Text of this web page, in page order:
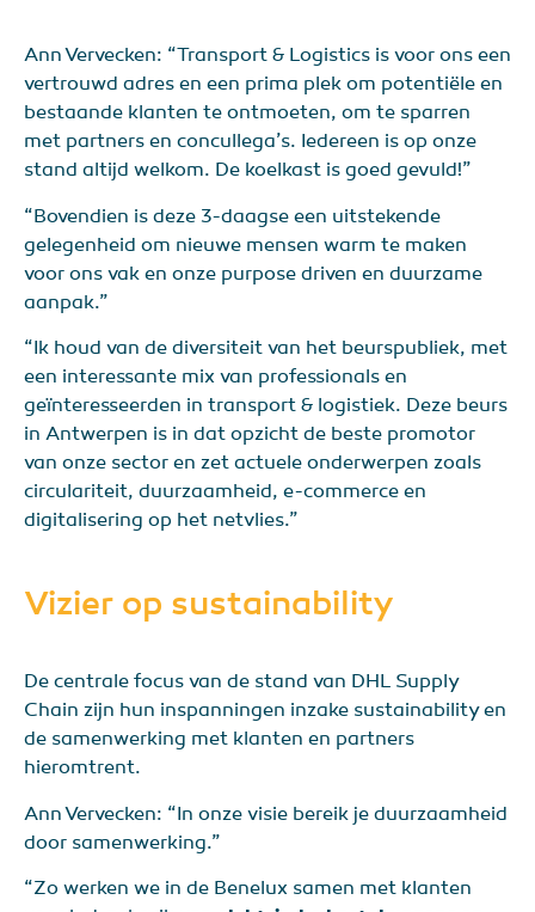
Ann Vervecken: “Transport & Logistics is voor ons een
vertrouwd adres en een prima plek om potentiële en
bestaande klanten te ontmoeten, om te sparren
met partners en concullega’s. Iedereen is op onze
stand altijd welkom. De koelkast is goed gevuld!”
“Bovendien is deze 3-daagse een uitstekende
gelegenheid om nieuwe mensen warm te maken
voor ons vak en onze purpose driven en duurzame
aanpak.”
“Ik houd van de diversiteit van het beurspubliek, met
een interessante mix van professionals en
geïnteresseerden in transport & logistiek. Deze beurs
in Antwerpen is in dat opzicht de beste promotor
van onze sector en zet actuele onderwerpen zoals
circulariteit, duurzaamheid, e-commerce en
digitalisering op het netvlies.”
Vizier op sustainability
De centrale focus van de stand van DHL Supply
Chain zijn hun inspanningen inzake sustainability en
de samenwerking met klanten en partners
hieromtrent.
Ann Vervecken: “In onze visie bereik je duurzaamheid
door samenwerking.”
“Zo werken we in de Benelux samen met klanten